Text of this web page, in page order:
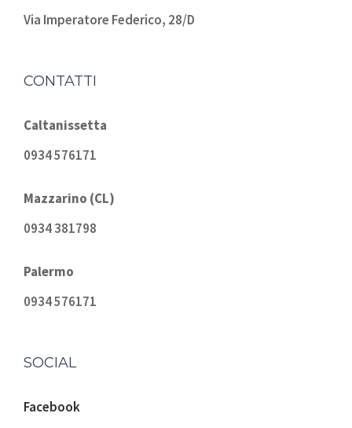
Via Imperatore Federico, 28/D
CONTATTI
Caltanissetta
0934 576171
Mazzarino (CL)
0934 381798
Palermo
0934 576171
SOCIAL
Facebook